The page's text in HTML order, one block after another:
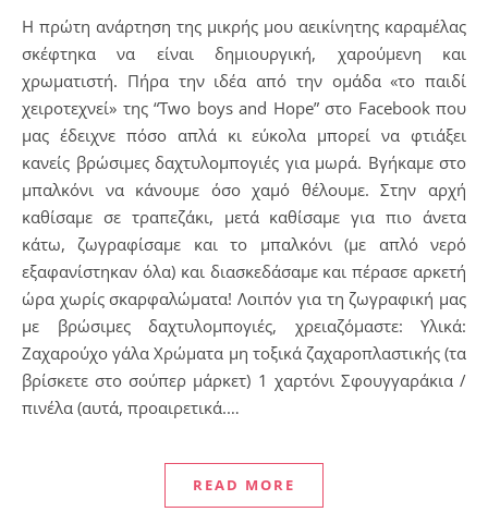
Η πρώτη ανάρτηση της μικρής μου αεικίνητης καραμέλας
σκέφτηκα να είναι δημιουργική, χαρούμενη και
χρωματιστή. Πήρα την ιδέα από την ομάδα «το παιδί
χειροτεχνεί» της “Two boys and Hope” στο Facebook που
μας έδειχνε πόσο απλά κι εύκολα μπορεί να φτιάξει
κανείς βρώσιμες δαχτυλομπογιές για μωρά. Βγήκαμε στο
μπαλκόνι να κάνουμε όσο χαμό θέλουμε. Στην αρχή
καθίσαμε σε τραπεζάκι, μετά καθίσαμε για πιο άνετα
κάτω, ζωγραφίσαμε και το μπαλκόνι (με απλό νερό
εξαφανίστηκαν όλα) και διασκεδάσαμε και πέρασε αρκετή
ώρα χωρίς σκαρφαλώματα! Λοιπόν για τη ζωγραφική μας
με βρώσιμες δαχτυλομπογιές, χρειαζόμαστε: Υλικά:
Ζαχαρούχο γάλα Χρώματα μη τοξικά ζαχαροπλαστικής (τα
βρίσκετε στο σούπερ μάρκετ) 1 χαρτόνι Σφουγγαράκια /
πινέλα (αυτά, προαιρετικά.…
READ MORE